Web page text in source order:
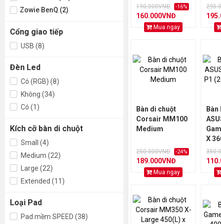
Zowie BenQ (2)
Cổng giao tiếp
USB (8)
Đèn Led
Có (RGB) (8)
Không (34)
Có (1)
Kích cỡ bàn di chuột
Small (4)
Medium (22)
Large (22)
Extended (11)
Loại Pad
Pad mềm SPEED (38)
190.000VNĐ -16%
160.000VNĐ
Mua ngay
Bàn di chuột
Corsair MM100
Medium
250.000VNĐ -24%
189.000VNĐ
Mua ngay
X